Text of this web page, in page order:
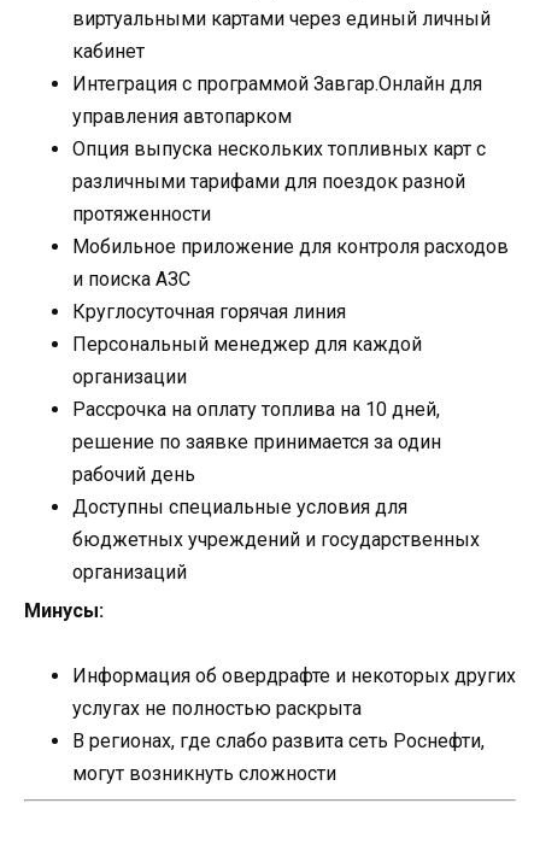
виртуальными картами через единый личный
кабинет
Интеграция с программой Завгар.Онлайн для
управления автопарком
Опция выпуска нескольких топливных карт с
различными тарифами для поездок разной
протяженности
Мобильное приложение для контроля расходов
и поиска АЗС
Круглосуточная горячая линия
Персональный менеджер для каждой
организации
Рассрочка на оплату топлива на 10 дней,
решение по заявке принимается за один
рабочий день
Доступны специальные условия для
бюджетных учреждений и государственных
организаций
Минусы:
Информация об овердрафте и некоторых других
услугах не полностью раскрыта
В регионах, где слабо развита сеть Роснефти,
могут возникнуть сложности